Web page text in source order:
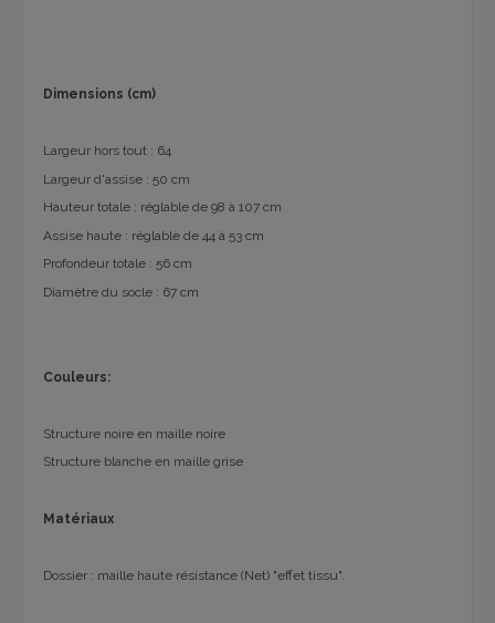
Dimensions (cm)
Largeur hors tout : 64
Largeur d'assise : 50 cm
Hauteur totale : réglable de 98 à 107 cm
Assise haute : réglable de 44 à 53 cm
Profondeur totale : 56 cm
Diamètre du socle : 67 cm
Couleurs:
Structure noire en maille noire
Structure blanche en maille grise
Matériaux
Dossier : maille haute résistance (Net) "effet tissu".